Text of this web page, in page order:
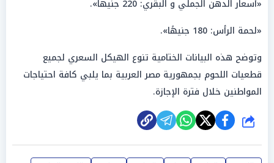
«أسعار الدهن الجملي و البقري: 220 جنيها».
«لحمة الرأس: 180 جنيهًا».
وتوضح هذه البيانات الختامية تنوع الهيكل السعري لجميع
قطعيات اللحوم بجمهورية مصر العربية بما يلبي كافة احتياجات
المواطنين خلال فترة الإجازة.
شارك